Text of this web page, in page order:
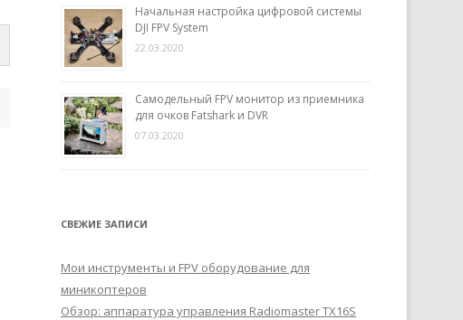
Начальная настройка цифровой системы
DJI FPV System
22.03.2020
Самодельный FPV монитор из приемника
для очков Fatshark и DVR
07.03.2020
СВЕЖИЕ ЗАПИСИ
Мои инструменты и FPV оборудование для
миникоптеров
Обзор: аппаратура управления Radiomaster TX16S